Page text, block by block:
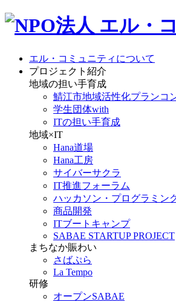
エル・コミュニティについて
プロジェクト紹介
地域の担い手育成
鯖江市地域活性化プランコ
学生団体with
ITの担い手育成
地域×IT
Hana道場
Hana工房
サイバーサクラ
IT推進フォーラム
ハッカソン・プログラミン
商品開発
ITブートキャンプ
SABAE STARTUP PROJECT
まちなか賑わい
さばぷら
La Tempo
研修
オープンSABAE